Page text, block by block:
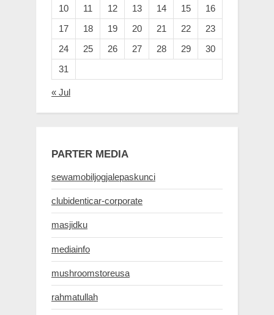
10
11 12 13 14 15
16
17
18 19 20 21 22
23
24
25 26 27 28 29
30
31
« Jul
PARTER MEDIA
sewamobiljogjalepaskunci
clubidenticar-corporate
masjidku
mediainfo
mushroomstoreusa
rahmatullah